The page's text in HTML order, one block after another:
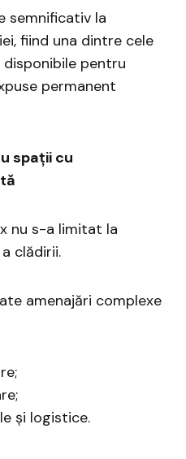
semnificativ la
fiind una dintre cele
pentru
permanent
spații cu
nu s-a limitat la
clădirii.
amenajări complexe
și logistice.